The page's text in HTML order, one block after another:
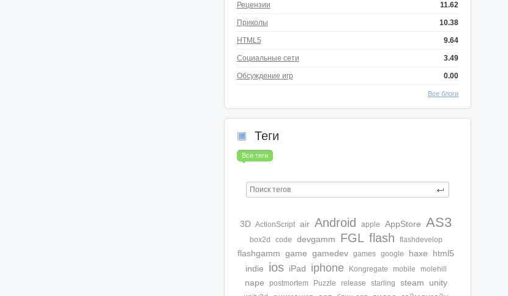
Рецензии 11.62
Приколы 10.38
HTML5 9.64
Социальные сети 3.49
Обсуждение игр 0.00
Все блоги
Теги
Все теги
3D ActionScript air Android apple AppStore AS3
box2d code devgamm FGL flash flashdevelop
flashgamm game gamedev games google haxe
html5
indie
ios iPad iphone Kongregate mobile molehill
nape postmortem Puzzle release starling steam unity